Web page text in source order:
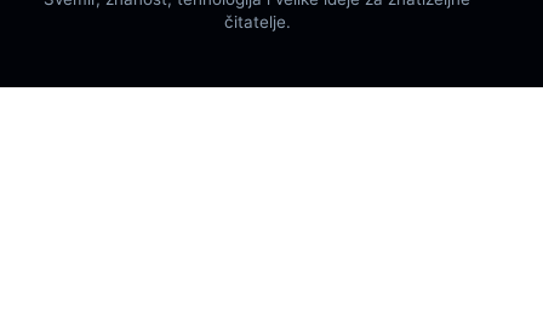
čitatelje.